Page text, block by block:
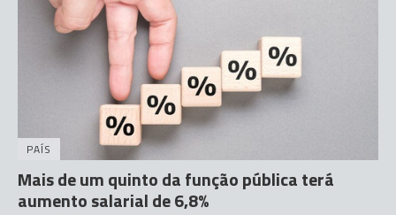
PAÍS
Mais de um quinto da função pública terá
aumento salarial de 6,8%